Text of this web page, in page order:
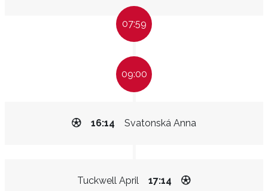
07:59
09:00
Svatonská Anna
16:14
Tuckwell April 17:14